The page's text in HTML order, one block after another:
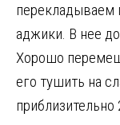
перекладываем
аджики. В нее
Хорошо
его тушить на
приблизительно